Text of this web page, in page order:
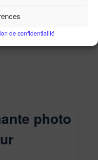
de confidentialité
photo